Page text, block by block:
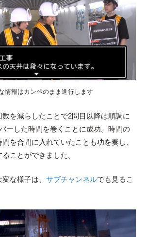
情報はカンペのまま進行します
を減らしたことで2問目以降は順調に
ーした時間を巻くことに成功。時間の
を合間に入れていたことも功を奏し、
ことができました。
な様子は、 サブチャンネルでも見るこ